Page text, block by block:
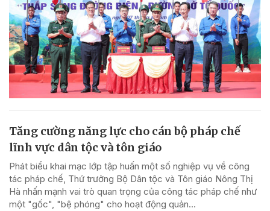
Tăng cường năng lực cho cán bộ pháp chế
lĩnh vực dân tộc và tôn giáo
Phát biểu khai mạc lớp tập huấn một số nghiệp vụ về công
tác pháp chế, Thứ trưởng Bộ Dân tộc và Tôn giáo Nông Thị
Hà nhấn mạnh vai trò quan trọng của công tác pháp chế như
một "gốc", "bệ phóng" cho hoạt động quản...